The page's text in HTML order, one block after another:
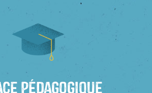
Pédagogique